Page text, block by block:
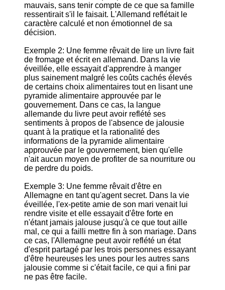
mauvais, sans tenir compte de ce que sa famille
ressentirait s'il le faisait. L'Allemand reflétait le
caractère calculé et non émotionnel de sa
décision.
Exemple 2: Une femme rêvait de lire un livre fait
de fromage et écrit en allemand. Dans la vie
éveillée, elle essayait d'apprendre à manger
plus sainement malgré les coûts cachés élevés
de certains choix alimentaires tout en lisant une
pyramide alimentaire approuvée par le
gouvernement. Dans ce cas, la langue
allemande du livre peut avoir reflété ses
sentiments à propos de l'absence de jalousie
quant à la pratique et la rationalité des
informations de la pyramide alimentaire
approuvée par le gouvernement, bien qu'elle
n'ait aucun moyen de profiter de sa nourriture ou
de perdre du poids.
Exemple 3: Une femme rêvait d'être en
Allemagne en tant qu'agent secret. Dans la vie
éveillée, l'ex-petite amie de son mari venait lui
rendre visite et elle essayait d'être forte en
n'étant jamais jalouse jusqu'à ce que tout aille
mal, ce qui a failli mettre fin à son mariage. Dans
ce cas, l'Allemagne peut avoir reflété un état
d'esprit partagé par les trois personnes essayant
d'être heureuses les unes pour les autres sans
jalousie comme si c'était facile, ce qui a fini par
ne pas être facile.